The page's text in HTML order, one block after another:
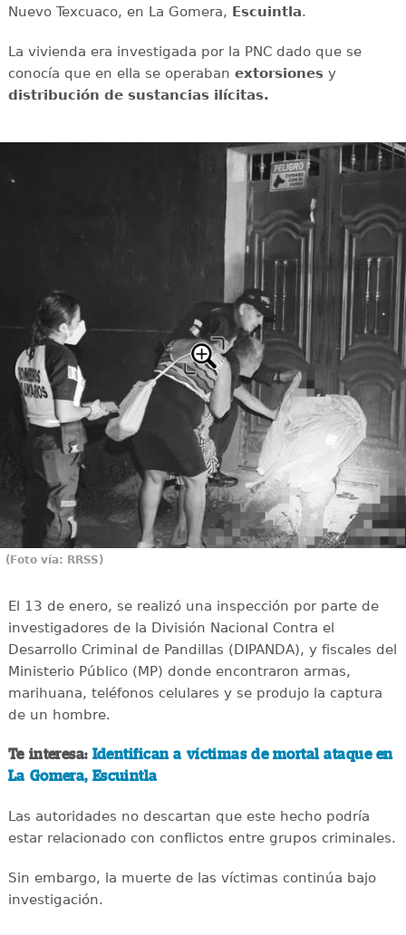
Nuevo Texcuaco, en La Gomera, Escuintla.
La vivienda era investigada por la PNC dado que se
conocía que en ella se operaban extorsionesy
distribución de sustancias ilícitas.
(Foto vía: RRSS)
El 13 de enero, se realizó una inspección por parte de
investigadores de la División Nacional Contra el
Desarrollo Criminal de Pandillas (DIPANDA), y fiscales del
Ministerio Público (MP) donde encontraron armas,
marihuana, teléfonos celulares y se produjo la captura
de un hombre.
Te interesa: Identifican a víctimas de mortal ataque en
La Gomera, Escuintla
Las autoridades no descartan que este hecho podría
estar relacionado con conflictos entre grupos criminales.
Sin embargo, la muerte de las víctimas continúa bajo
investigación.